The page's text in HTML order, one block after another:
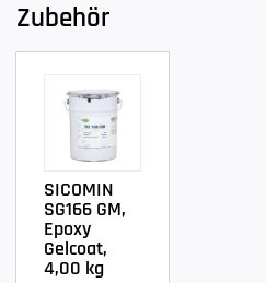
Zubehör
SICOMIN
SG166 GM,
Epoxy
Gelcoat,
4,00 kg